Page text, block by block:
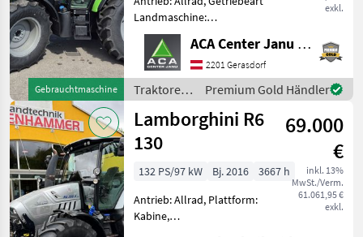
Gebrauchtmaschine
exkl.
Landmaschine:
Lastschaltgetriebe,
Plattform: Kabine,
Zapfwellendrehzahl:
540/540E,
Höchstgeschwindigkeit in
km/h: 40 km/h, Aufladung:
Turbola
ACA Center Janu GmbH
2201 Gerasdorf
Traktoren
/ Deutz
Fahr
Premium Gold Händler
Lamborghini R6
130
69.000
€
inkl. 13%
MwSt./Verm.
61.061,95 €
exkl.
132 PS/97 kW Bj. 2016
3667 h
Antrieb: Allrad, Plattform:
Kabine,